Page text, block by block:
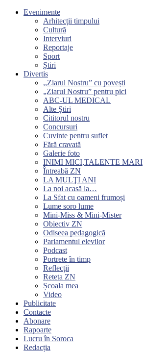
Evenimente
Arhitecții timpului
Cultură
Interviuri
Reportaje
Sport
Știri
Divertis
,,Ziarul Nostru” cu povești
„Ziarul Nostru” pentru pici
ABC-UL MEDICAL
Alte Știri
Cititorul nostru
Concursuri
Cuvinte pentru suflet
Fără cravată
Galerie foto
INIMI MICI,TALENTE MARI
Întreabă ZN
LA MULŢI ANI
La noi acasă la…
La Sfat cu oameni frumoși
Lume soro lume
Mini-Miss & Mini-Mister
Obiectiv ZN
Odiseea pedagogică
Parlamentul elevilor
Podcast
Portrete în timp
Reflecții
Reteta ZN
Școala mea
Video
Publicitate
Contacte
Abonare
Rapoarte
Lucru în Soroca
Redacția